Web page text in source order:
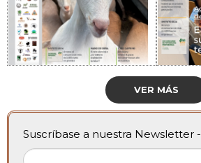
VER MÁS
Suscríbase a nuestra Newsletter -